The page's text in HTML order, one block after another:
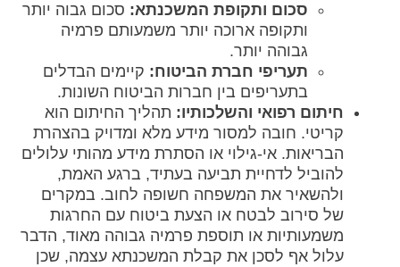
סכום ותקופת המשכנתא: סכום גבוה יותר
ותקופה ארוכה יותר משמעותם פרמיה
גבוהה יותר.
תעריפי חברת הביטוח: קיימים הבדלים
בתעריפים בין חברות הביטוח השונות.
חיתום רפואי והשלכותיו: תהליך החיתום הוא
קריטי. חובה למסור מידע מלא ומדויק בהצהרת
הבריאות. אי-גילוי או הסתרת מידע מהותי עלולים
להוביל לדחיית תביעה בעתיד, ברגע האמת,
ולהשאיר את המשפחה חשופה לחוב. במקרים
של סירוב לבטח או הצעת ביטוח עם החרגות
משמעותיות או תוספת פרמיה גבוהה מאוד, הדבר
עלול אף לסכן את קבלת המשכנתא עצמה, שכן